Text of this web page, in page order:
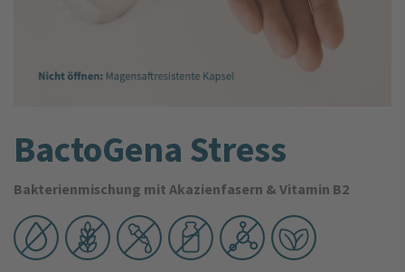
BactoGena Stress
Bakterienmischung mit Akazienfasern & Vitamin B2